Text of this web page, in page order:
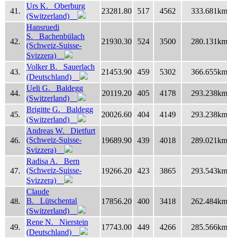
41.
Urs K. Oberburg
(Switzerland)
23281.80 517 4562 333.681km
42.
Hansruedi
S. Bachenbülach
(Schweiz-Suisse-
Svizzera)
21930.30 524 3500 280.131km
43.
Volker B. Sauerlach
(Deutschland)
21453.90 459 5302 366.655km
44.
Ueli G. Baldegg
(Switzerland)
20119.20 405 4178 293.238km
45.
Brigitte G. Baldegg
(Switzerland)
20026.60 404 4149 293.238km
46.
Andreas W. Dietfurt
(Schweiz-Suisse-
Svizzera)
19689.90 439 4018 289.021km
47.
Radisa A. Bern
(Schweiz-Suisse-
Svizzera)
19266.20 423 3865 293.543km
48.
Claude
B. Lütschental
(Switzerland)
17856.20 400 3418 262.484km
49.
Rene N. Nierstein
(Deutschland)
17743.00 449 4266 285.566km